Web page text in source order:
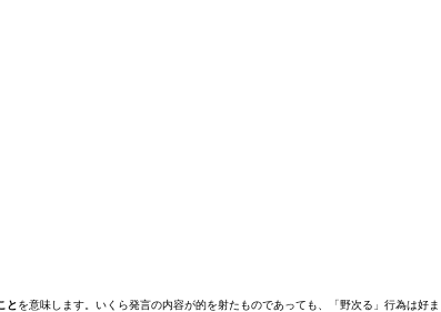
とを意味します。いくら発言の内容が的を射たものであっても、「野次る」行為は好ま